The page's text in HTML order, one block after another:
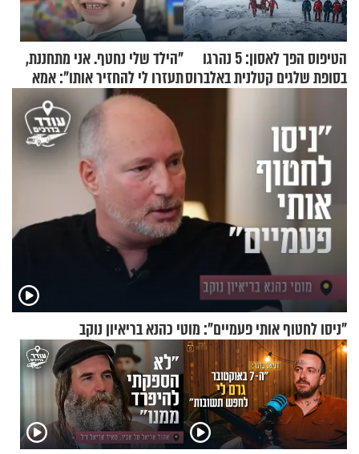
הטיפוס הפך לאסון: 5 נהרגו
בסופת שלגים קטלנית באלברוס
"הילד שלי נחטף. אני מתחננת,
תעזרו לי להחזיר אותו": אמא
של יובל בן ה-4 בריאיון דומע
"ניסו לחטוף אותי פעמיים": מוטי כהנא בריאיון נוקב